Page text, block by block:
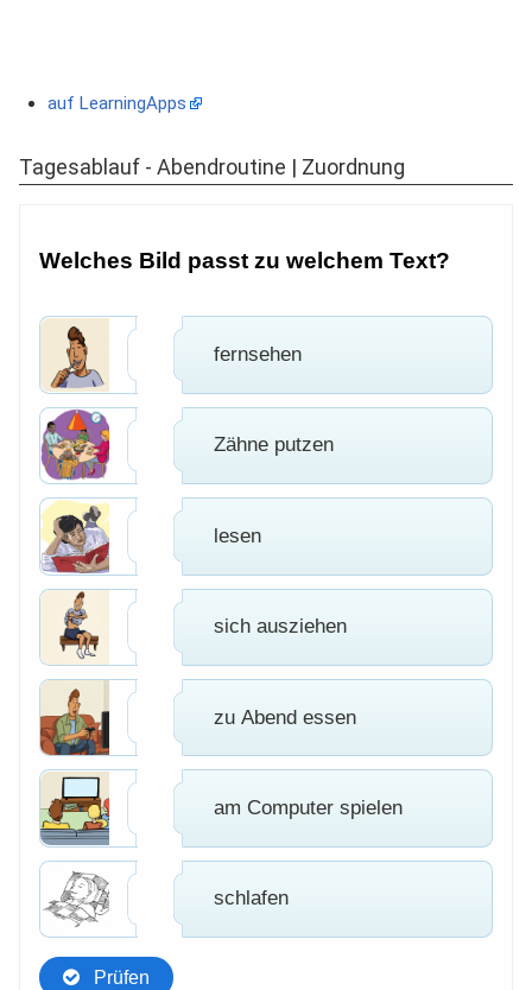
auf LearningApps
Tagesablauf - Abendroutine | Zuordnung